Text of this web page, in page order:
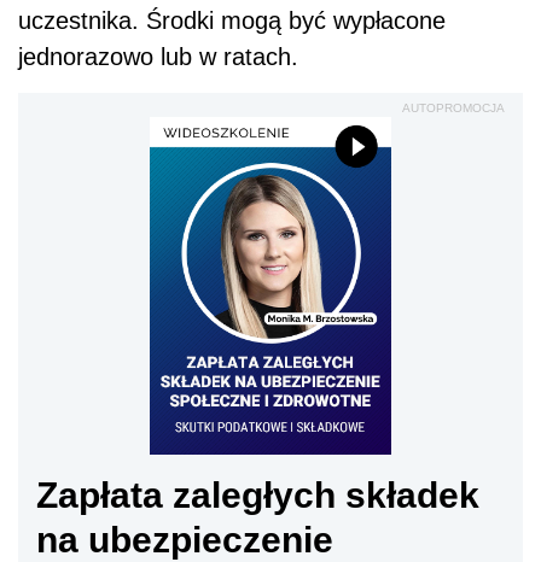
uczestnika. Środki mogą być wypłacone
jednorazowo lub w ratach.
AUTOPROMOCJA
Zapłata zaległych składek
na ubezpieczenie